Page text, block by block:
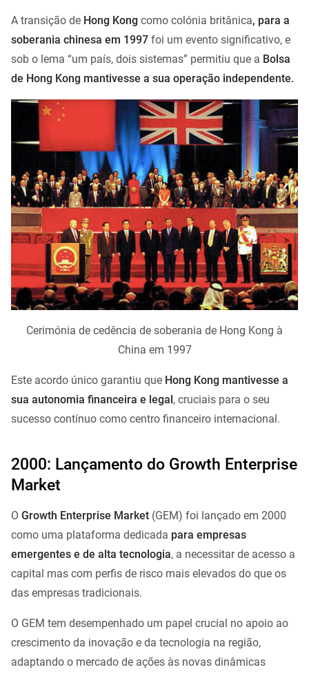
A transição de Hong Kong como colónia britânica, para a
soberania chinesa em 1997 foi um evento significativo, e
sob o lema “um país, dois sistemas” permitiu que a Bolsa
de Hong Kong mantivesse a sua operação independente.
Cerimónia de cedência de soberania de Hong Kong à
China em 1997
Este acordo único garantiu que Hong Kong mantivesse a
sua autonomia financeira e legal , cruciais para o seu
sucesso contínuo como centro financeiro internacional.
2000: Lançamento do Growth Enterprise
Market
O Growth Enterprise Market (GEM) foi lançado em 2000
como uma plataforma dedicada para empresas
emergentes e de alta tecnologia, a necessitar de acesso a
capital mas com perfis de risco mais elevados do que os
das empresas tradicionais.
O GEM tem desempenhado um papel crucial no apoio ao
crescimento da inovação e da tecnologia na região,
adaptando o mercado de ações às novas dinâmicas